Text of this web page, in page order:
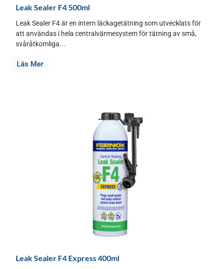
Leak Sealer F4 500ml
Leak Sealer F4 är en intern läckagetätning som utvecklats för
att användas i hela centralvärmesystem för tätning av små,
svåråtkomliga...
Läs Mer
Leak Sealer F4 Express 400ml